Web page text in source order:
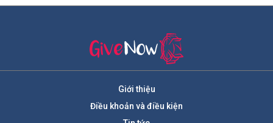
Giới thiệu
Điều khoản và điều kiện